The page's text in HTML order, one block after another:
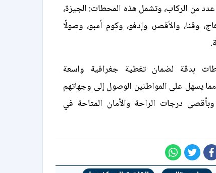
من الركاب، وتشمل هذه المحطات: الجيزة،
وقنا، والأقصر، وإدفو، وكوم أمبو، وصولًا
بدقة لضمان تغطية جغرافية واسعة
يسهل على المواطنين الوصول إلى وجهاتهم
درجات الراحة والأمان المتاحة في